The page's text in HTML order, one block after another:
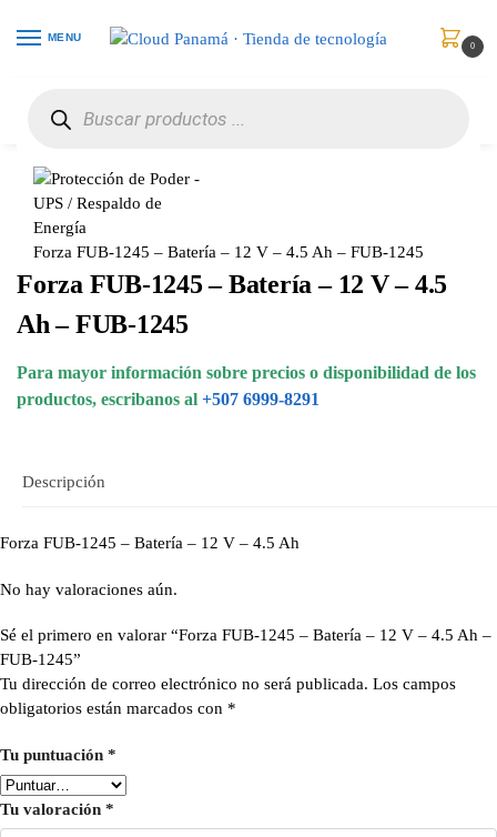
MENU
0
Forza FUB-1245 – Batería – 12 V – 4.5 Ah – FUB-1245
Forza FUB-1245 – Batería – 12 V – 4.5
Ah – FUB-1245
Para mayor información sobre precios o disponibilidad de los
productos, escribanos al +507 6999-8291
Descripción
Forza FUB-1245 – Batería – 12 V – 4.5 Ah
No hay valoraciones aún.
Sé el primero en valorar “Forza FUB-1245 – Batería – 12 V – 4.5 Ah –
FUB-1245”
Tu dirección de correo electrónico no será publicada. Los campos
obligatorios están marcados con *
Tu puntuación *
Tu valoración *